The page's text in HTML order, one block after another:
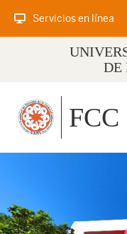
Servicios en línea
DE
FCC